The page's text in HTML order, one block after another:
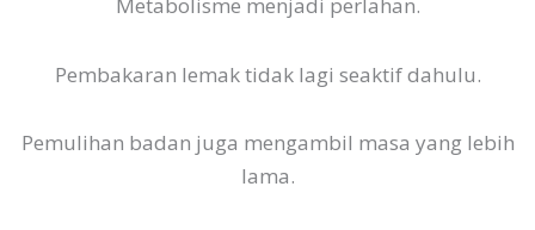
Pembakaran lemak tidak lagi seaktif dahulu.
Pemulihan badan juga mengambil masa yang lebih
lama.